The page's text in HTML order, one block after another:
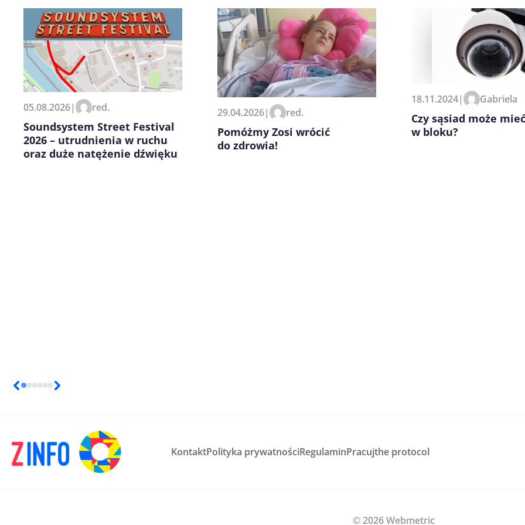
Zapamiętaj moje dane w tej przeglądarce podczas pisania
kolejnych komentarzy.
05.08.2026| red.
Soundsystem Street Festival
2026 – utrudnienia w ruchu
oraz duże natężenie dźwięku
29.04.2026| red.
Pomóżmy Zosi wrócić
do zdrowia!
18.11.2024| Gabriela
Czy sąsiad może
w bloku?
KontaktPolityka prywatnościRegulaminPracujthe protocol
© 2026 Webmetric